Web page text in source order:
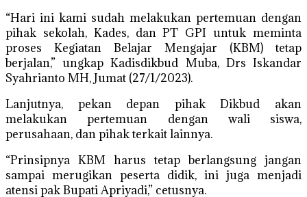
“Hari ini kami sudah melakukan pertemuan dengan
pihak sekolah, Kades, dan PT GPI untuk meminta
proses Kegiatan Belajar Mengajar (KBM) tetap
berjalan,” ungkap Kadisdikbud Muba, Drs Iskandar
Syahrianto MH, Jumat (27/1/2023).
Lanjutnya, pekan depan pihak Dikbud akan
melakukan pertemuan dengan wali siswa,
perusahaan, dan pihak terkait lainnya.
“Prinsipnya KBM harus tetap berlangsung jangan
sampai merugikan peserta didik, ini juga menjadi
atensi pak Bupati Apriyadi,” cetusnya.